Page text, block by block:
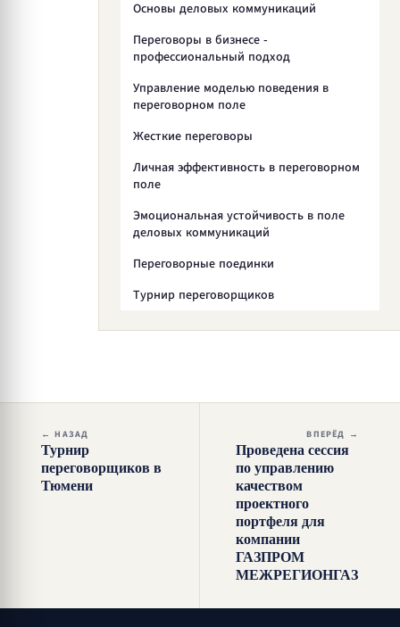
Основы деловых коммуникаций
Переговоры в бизнесе -
профессиональный подход
Управление моделью поведения в
переговорном поле
Жесткие переговоры
Личная эффективность в переговорном
поле
Эмоциональная устойчивость в поле
деловых коммуникаций
Переговорные поединки
Турнир переговорщиков
← НАЗАД
Турнир
переговорщиков в
Тюмени
ВПЕРЁД →
Проведена сессия
по управлению
качеством
проектного
портфеля для
компании
ГАЗПРОМ
МЕЖРЕГИОНГАЗ